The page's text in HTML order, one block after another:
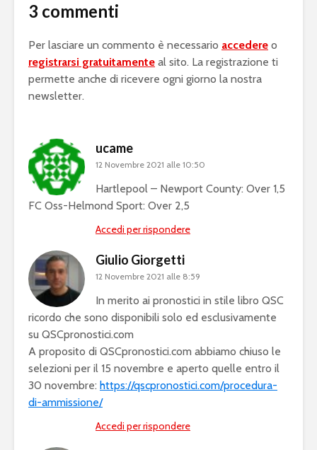
3 commenti
Per lasciare un commento è necessario accedere o
registrarsi gratuitamente al sito. La registrazione ti
permette anche di ricevere ogni giorno la nostra
newsletter.
ucame
12 Novembre 2021 alle 10:50
Hartlepool – Newport County: Over 1,5
FC Oss-Helmond Sport: Over 2,5
Accedi per rispondere
Giulio Giorgetti
12 Novembre 2021 alle 8:59
In merito ai pronostici in stile libro QSC
ricordo che sono disponibili solo ed esclusivamente
su QSCpronostici.com
A proposito di QSCpronostici.com abbiamo chiuso le
selezioni per il 15 novembre e aperto quelle entro il
30 novembre: https://qscpronostici.com/procedura-
di-ammissione/
Accedi per rispondere